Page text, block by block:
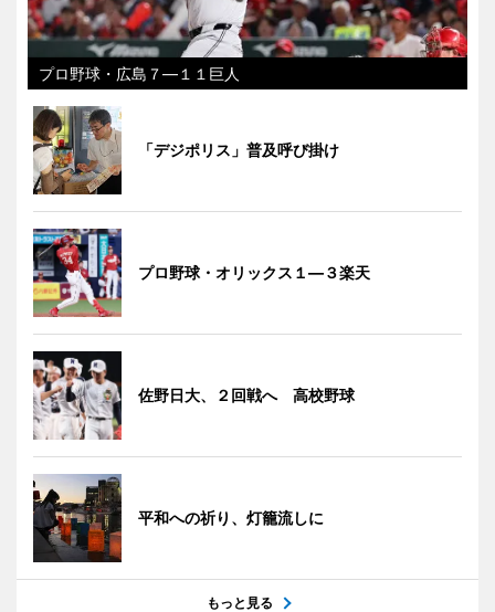
プロ野球・広島７―１１巨人
「デジポリス」普及呼び掛け
プロ野球・オリックス１―３楽天
佐野日大、２回戦へ 高校野球
平和への祈り、灯籠流しに
もっと見る